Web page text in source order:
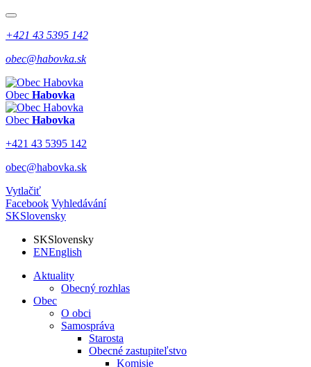
+421 43 5395 142
obec@habovka.sk
Obec Habovka
Obec Habovka
+421 43 5395 142
obec@habovka.sk
Vytlačiť
Facebook Vyhledávání
SKSlovensky
SKSlovensky
ENEnglish
Aktuality
Obecný rozhlas
Obec
O obci
Samospráva
Starosta
Obecné zastupiteľstvo
Komisie